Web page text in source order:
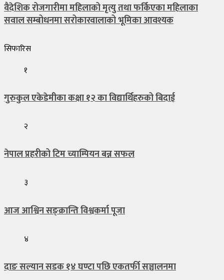
वैदेशिक रोजगारीमा महिलाको मृत्यु तथा फर्किएका महिलाका
सवाल सम्बोधनमा सरोकारवालाको भूमिका आवश्यक
सिफारिस
१
गुरुकुल एकेडेमीका कक्षा १२ का विद्यार्थिहरुको बिदाई
२
नेपाल प्रहरीको टिम च्याम्पियन बन्न सफल
३
आज आश्विन सङ्क्रान्ति विश्वकर्मा पूजा
४
दाङ सल्यान सडक १४ घण्टा पछि एकतर्फी सञ्चालनमा